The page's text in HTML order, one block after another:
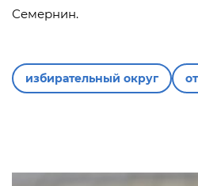
Семернин.
избирательный округ